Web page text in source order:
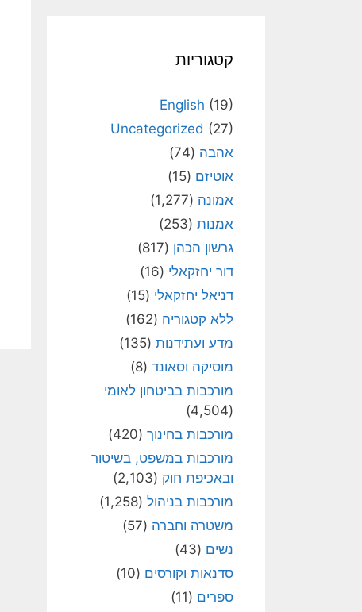
קטגוריות
English (19)
Uncategorized (27)
אהבה (74)
אוטיזם (15)
אמונה (1,277)
אמנות (253)
גרשון הכהן (817)
דור יחזקאלי (16)
דניאל יחזקאלי (15)
ללא קטגוריה (162)
מדע ועתידנות (135)
מוסיקה וסאונד (8)
מורכבות בביטחון לאומי
(4,504)
מורכבות בחינוך (420)
מורכבות במשפט, בשיטור
ובאכיפת חוק (2,103)
מורכבות בניהול (1,258)
משטרה וחברה (57)
נשים (43)
סדנאות וקורסים (10)
ספרים (11)